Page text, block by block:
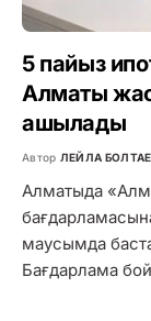
5 пайыз
Алматы
ашылады
Автор ЛЕЙЛА
Алматыда
маусымда
Бағдарлама